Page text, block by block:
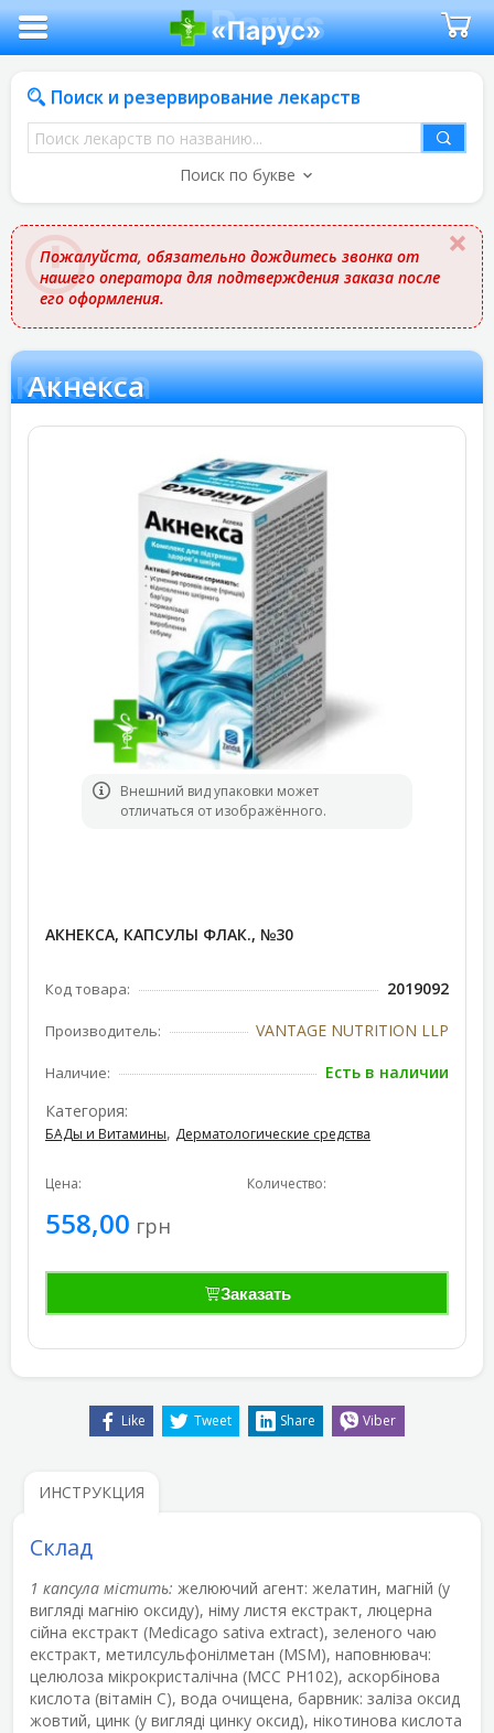
Поиск и резервирование лекарств
Поиск
лекарств
названию
Поиск по букве
Пожалуйста, обязательно дождитесь звонка от
нашего оператора для подтверждения заказа после
его оформления.
Акнекса
Bнешний вид упаковки может
отличаться от изображённого.
АКНЕКСА, КАПСУЛЫ ФЛАК., №30
Код товара: 2019092
Производитель: VANTAGE NUTRITION LLP
Наличие:
Есть в наличии
Категория:
БАДы и Витамины, Дерматологические средства
Цена:
558,00 грн
Количество:
Заказать
Like Tweet Share Viber
ИНСТРУКЦИЯ
Склад
1 капсула містить: желюючий агент: желатин, магній (у
вигляді магнію оксиду), німу листя eкстракт, люцерна
сійна екстракт (Medicago sativa extract), зеленого чаю
екстракт, метилсульфонілметан (MSM), наповнювач:
целюлоза мікрокристалічна (MCC PH102), аскорбінова
кислота (вітамін С), вода очищена, барвник: заліза оксид
жовтий, цинк (у вигляді цинку оксид), нікотинова кислота